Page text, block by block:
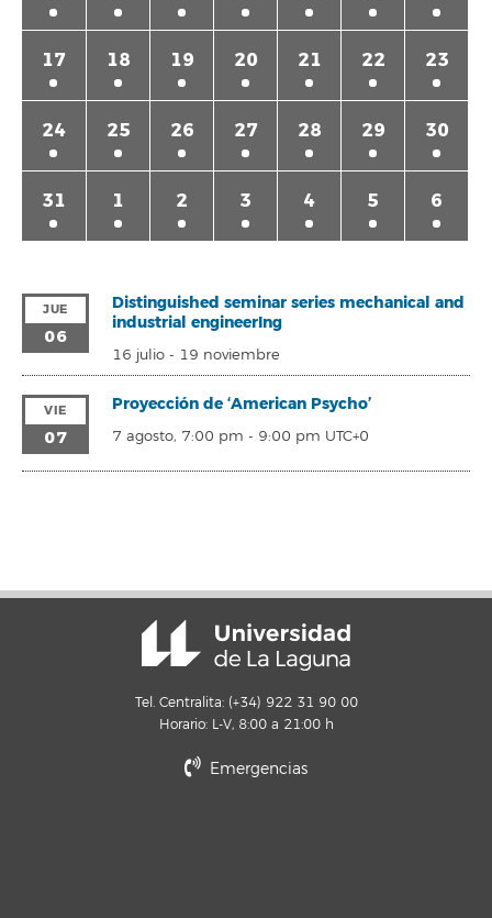
17 18 19 20 21 22 23
24 25 26 27 28 29 30
31 1 2 3 4 5 6
JUE
06
Distinguished seminar series mechanical and
industrial engineerIng
16 julio- 19 noviembre
VIE
07
Proyección de ‘American Psycho’
7 agosto, 7:00 pm - 9:00 pm UTC+0
Tel. Centralita: (+34) 922 31 90 00
Horario: L-V, 8:00 a 21:00 h
Emergencias